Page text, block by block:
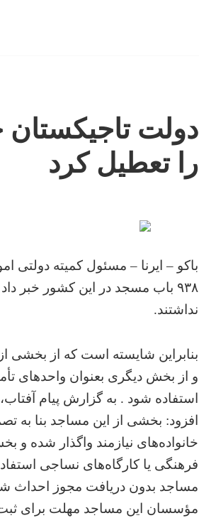
دولت
را تعطیل کرد
باکو – ایرنا – مسئول کمیته دولتی
۹۳۸ باب مسجد در این کشور خبر
نداشتند.
بنابراین شایسته است که از بخشی
و از بخش دیگری بعنوان واحدهای
استفاده شود . به گزارش پیام
افزود: بخشی از این مساجد بنا
خانواده‌های نیازمند واگذار شده و
فرهنگی یا کارگاه‌های نساجی
مساجد بدون دریافت مجوز احداث
مؤسسان این مساجد مهلت برای ثبت